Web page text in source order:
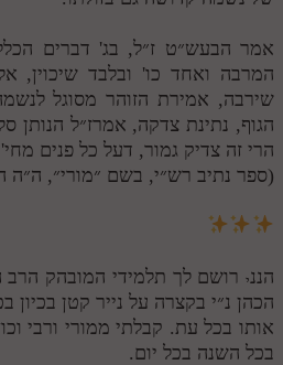
אמר הבעש״ט ז״ל, בג' דברים
המרבה ואחד כו' ובלבד שיכוין,
שירבה, אמירת הזוהר מסוגל
הגוף, נתינת צדקה, אמרז״ל הנותן
הרי זה צדיק גמור, דעל כל פנים
(ספר נתיב רש״י, בשם ״מורי״,
הנני רושם לך תלמידי המובהק הרב
הכהן נ״י בקצרה על נייר קטן
אותו בכל עת. קבלתי ממורי ורבי
בכל השנה בכל יום.